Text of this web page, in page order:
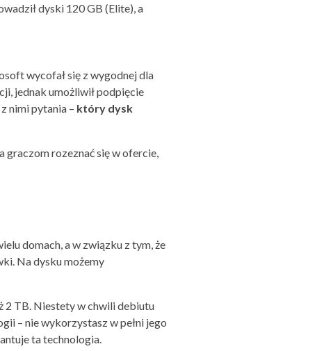
dyski 120 GB (Elite), a
wycofał się z wygodnej dla
jednak umożliwił podpięcie
nimi pytania – który dysk
graczom rozeznać się w ofercie,
domach, a w związku z tym, że
Na dysku możemy
2 TB. Niestety w chwili debiutu
– nie wykorzystasz w pełni jego
ta technologia.